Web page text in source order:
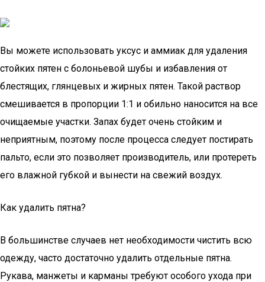
Вы можете использовать уксус и аммиак для удаления
стойких пятен с болоньевой шубы и избавления от
блестящих, глянцевых и жирных пятен. Такой раствор
смешивается в пропорции 1:1 и обильно наносится на все
очищаемые участки. Запах будет очень стойким и
неприятным, поэтому после процесса следует постирать
пальто, если это позволяет производитель, или протереть
его влажной губкой и вынести на свежий воздух.
Как удалить пятна?
В большинстве случаев нет необходимости чистить всю
одежду, часто достаточно удалить отдельные пятна.
Рукава, манжеты и карманы требуют особого ухода при